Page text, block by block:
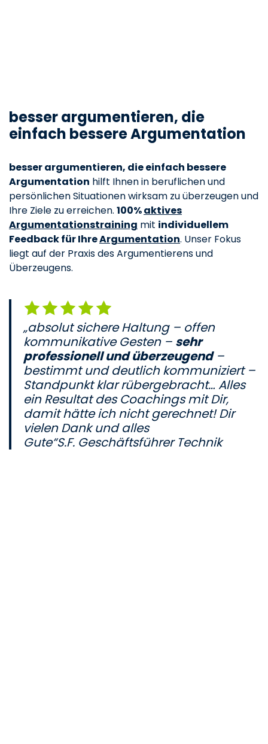
besser argumentieren, die
einfach bessere Argumentation
besser argumentieren, die einfach bessere
Argumentation hilft Ihnen in beruflichen und
persönlichen Situationen wirksam zu überzeugen und
Ihre Ziele zu erreichen. 100%aktives
Argumentationstraining mit individuellem
Feedback für IhreArgumentation. Unser Fokus
liegt auf der Praxis des Argumentierens und
Überzeugens.
„absolut sichere Haltung – offen
kommunikative Gesten – sehr
professionell und überzeugend–
bestimmt und deutlich kommuniziert –
Standpunkt klar rübergebracht… Alles
ein Resultat des Coachings mit Dir,
damit hätte ich nicht gerechnet! Dir
vielen Dank und alles
Gute“S.F. Geschäftsführer Technik